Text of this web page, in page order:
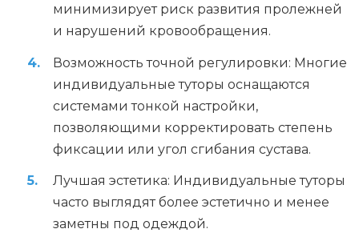
минимизирует риск развития пролежней
и нарушений кровообращения.
Возможность точной регулировки: Многие
индивидуальные туторы оснащаются
системами тонкой настройки,
позволяющими корректировать степень
фиксации или угол сгибания сустава.
Лучшая эстетика: Индивидуальные туторы
часто выглядят более эстетично и менее
заметны под одеждой.